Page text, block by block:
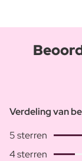
Verdeling van
5 sterren
4 sterren